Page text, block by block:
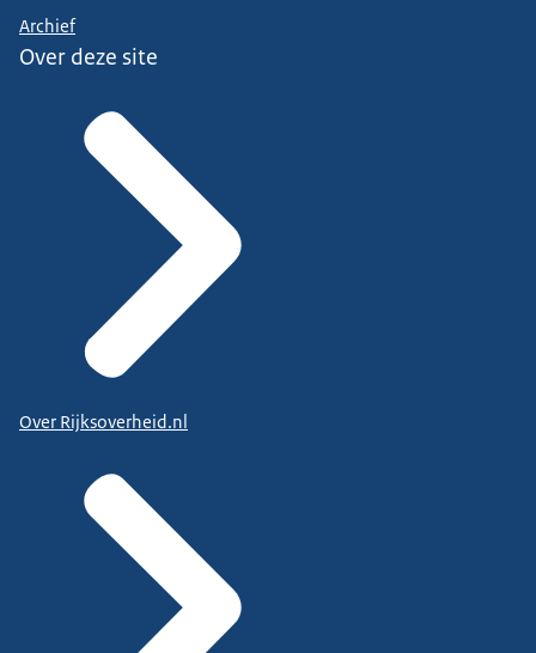
Archief
Over deze site
Over Rijksoverheid.nl